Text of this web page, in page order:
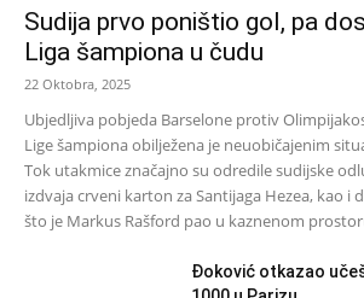
Sudija prvo poništio gol, pa
Liga šampiona u čudu
22 Oktobra, 2025
Ubjedljiva pobjeda Barselone protiv
Lige šampiona obilježena je neuobičajenim
Tok utakmice značajno su odredile sudijske
izdvaja crveni karton za Santijaga Hezea, kao i
što je Markus Rašford pao u kaznenom
Đoković otkazao